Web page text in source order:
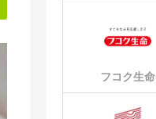
フコク生命